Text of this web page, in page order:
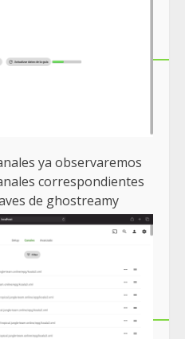
ya observaremos
correspondientes
de ghostreamy